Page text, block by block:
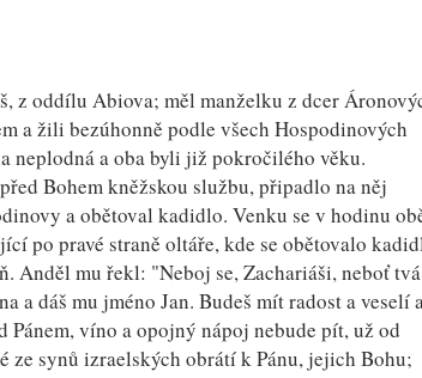
z oddílu Abiova; měl manželku z dcer
a žili bezúhonně podle všech Hospodinových
neplodná a oba byli již pokročilého věku.
Bohem kněžskou službu, připadlo na něj
a obětoval kadidlo. Venku se v hodinu
po pravé straně oltáře, kde se obětovalo
Anděl mu řekl: "Neboj se, Zachariáši, neboť tvá
a dáš mu jméno Jan. Budeš mít radost a veselí
víno a opojný nápoj nebude pít, už od
ze synů izraelských obrátí k Pánu, jejich Bohu;